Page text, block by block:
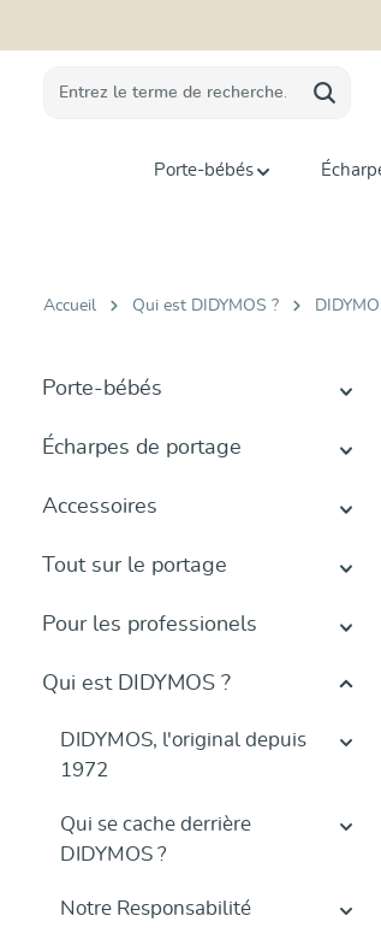
Porte-bébés
Accueil Qui est DIDYMOS ?
Porte-bébés
Écharpes de portage
Accessoires
Tout sur le portage
Pour les professionels
Qui est DIDYMOS ?
DIDYMOS, l'original depuis
1972
Qui se cache derrière
DIDYMOS ?
Notre Responsabilité